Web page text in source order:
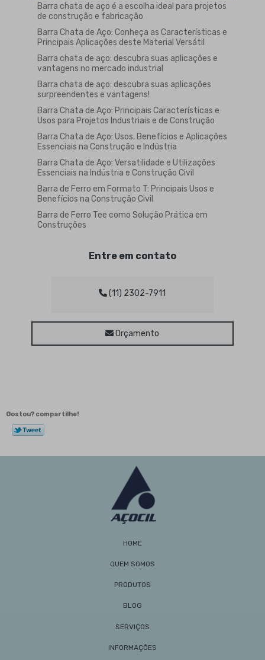
Barra chata de aço é a escolha ideal para projetos
de construção e fabricação
Barra Chata de Aço: Conheça as Características e
Principais Aplicações deste Material Versátil
Barra chata de aço: descubra suas aplicações e
vantagens no mercado industrial
Barra chata de aço: descubra suas aplicações
surpreendentes e vantagens!
Barra Chata de Aço: Principais Características e
Usos para Projetos Industriais e de Construção
Barra Chata de Aço: Usos, Benefícios e Aplicações
Essenciais na Construção e Indústria
Barra Chata de Aço: Versatilidade e Utilizações
Essenciais na Indústria e Construção Civil
Barra de Ferro em Formato T: Principais Usos e
Benefícios na Construção Civil
Barra de Ferro Tee como Solução Prática em
Construções
Barra de Ferro Tipo Tee: Guia Completo para
Barra Sextavada de Aço é Ideal para Projetos
Estruturais e Mecânicos
Barra Sextavada de Aço para Projetos Estruturais
Barra Sextavada: Como Escolher e Utilizar
Esse Material em Projetos
Barras de Aço: Guia Completo de Aplicações,
Benefícios e Como Escolher para Seus Projetos
Cantoneira de Ferro é Essencial para Estruturas
Melhores Ofertas e Economizar na Obra
Cantoneira Galvanizada Preço: Como Encontrar as
Melhores Ofertas e Economizar na Sua Obra
Cantoneiras de Aço à Venda Aumentam
Cantoneiras de Aço à Venda: Os Melhores Modelos
Entre em contato
(11) 2302-7911
Orçamento
Gostou? compartilhe!
HOME
QUEM SOMOS
PRODUTOS
BLOG
SERVIÇOS
INFORMAÇÕES